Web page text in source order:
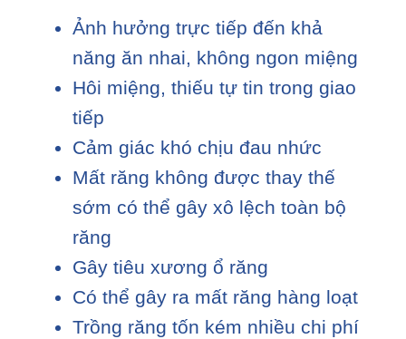
Ảnh hưởng trực tiếp đến khả
năng ăn nhai, không ngon miệng
Hôi miệng, thiếu tự tin trong giao
tiếp
Cảm giác khó chịu đau nhức
Mất răng không được thay thế
sớm có thể gây xô lệch toàn bộ
răng
Gây tiêu xương ổ răng
Có thể gây ra mất răng hàng loạt
Trồng răng tốn kém nhiều chi phí